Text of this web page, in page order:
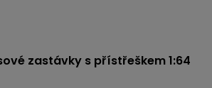
zastávky s přístřeškem 1:64